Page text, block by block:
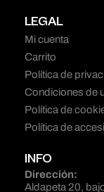
LEGAL
Mi cuenta
Carrito
Política de
Condiciones de
Política de
Política de
INFO
Dirección:
Aldapeta 20,